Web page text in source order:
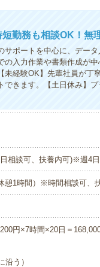
勤務も相談OK！無
サポートを中心に、デー
の入力作業や書類作成が
未経験OK】先輩社員が丁
きます。【土日休み】プ
相談可、扶養内可)※週4
憩1時間）※時間相談可、
円×7時間×20日＝
う）